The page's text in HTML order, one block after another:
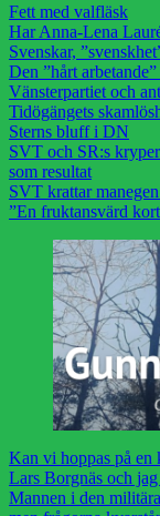
Fett med valfläsk
Har Anna-Lena
Svenskar,
Den ”hårt
Vänsterpartiet och
Tidögängets
Sterns bluff i DN
SVT och SR:s
som resultat
SVT krattar
”En fruktansvärd
Kan vi hoppas på en
Lars Borgnäs och
Mannen i den